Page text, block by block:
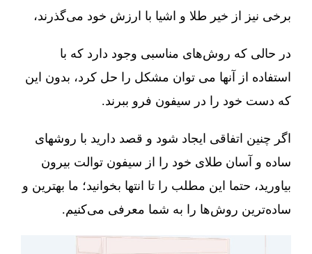
برخی نیز از خیر طلا و اشیا با ارزش خود می‌گذرند،
در حالی که روش‌های مناسبی وجود دارد که با
استفاده از آنها می توان مشکل را حل کرد، بدون این
که دست خود را در سیفون فرو ببرند.
اگر چنین اتفاقی ایجاد شود و قصد دارید با روشهای
ساده و آسان طلای خود را از سیفون توالت بیرون
بیاورید، حتما این مطلب را تا انتها بخوانید؛ ما بهترین و
ساده‌ترین روش‌ها را به شما معرفی می‌کنیم.